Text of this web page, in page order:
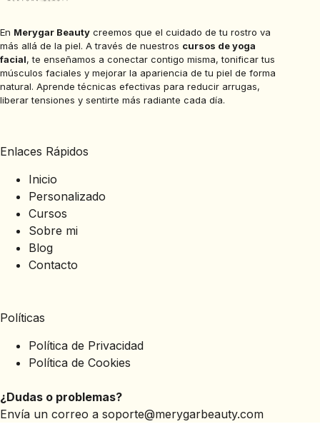
En Merygar Beauty creemos que el cuidado de tu rostro va
más allá de la piel. A través de nuestros cursos de yoga
facial, te enseñamos a conectar contigo misma, tonificar tus
músculos faciales y mejorar la apariencia de tu piel de forma
natural. Aprende técnicas efectivas para reducir arrugas,
liberar tensiones y sentirte más radiante cada día.
Enlaces Rápidos
Inicio
Personalizado
Cursos
Sobre mi
Blog
Contacto
Políticas
Política de Privacidad
Política de Cookies
¿Dudas o problemas?
Envía un correo a soporte@merygarbeauty.com